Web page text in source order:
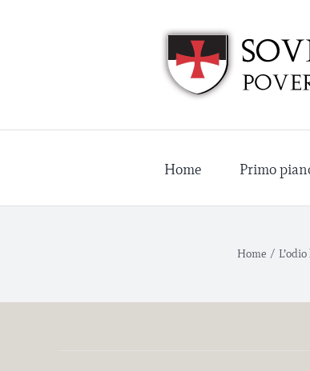
Home Primo
Home /